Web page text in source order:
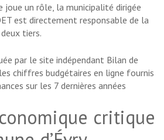
joue un rôle, la municipalité dirigée
est directement responsable de la
tiers.
par le site indépendant Bilan de
chiffres budgétaires en ligne fournis
sur les 7 dernières années
critique